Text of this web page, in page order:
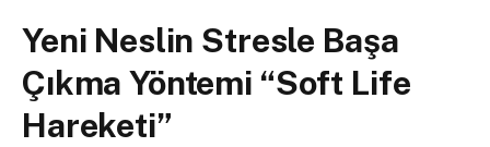
Yeni Neslin Stresle Başa
Çıkma Yöntemi “Soft Life
Hareketi”